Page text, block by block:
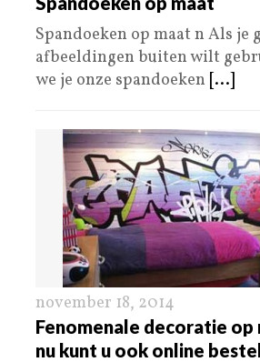
Spandoeken op maat n Als je
afbeeldingen buiten wilt
we je onze spandoeken [...]
november 18, 2014
Fenomenale decoratie op
nu kunt u ook online